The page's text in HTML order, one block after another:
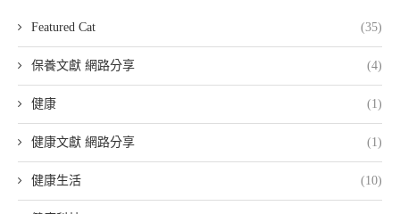
Featured Cat (35)
保養文獻 網路分享 (4)
健康 (1)
健康文獻 網路分享 (1)
健康生活 (10)